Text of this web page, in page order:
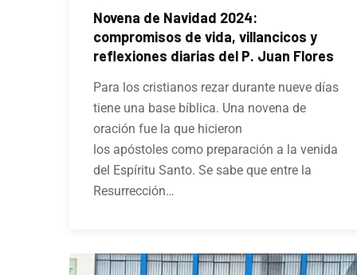
Novena de Navidad 2024:
compromisos de vida, villancicos y
reflexiones diarias del P. Juan Flores
Para los cristianos rezar durante nueve días
tiene una base bíblica. Una novena de
oración fue la que hicieron
los apóstoles como preparación a la venida
del Espíritu Santo. Se sabe que entre la
Resurrección…